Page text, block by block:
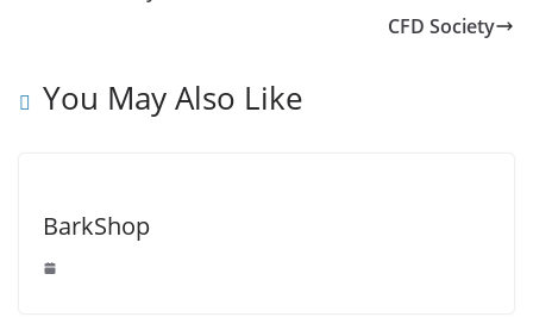
CFD Society
You May Also Like
BarkShop